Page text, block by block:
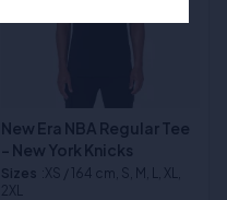
New Era NBA Regular Tee
- New York Knicks
Sizes :XS / 164 cm, S, M, L, XL,
2XL